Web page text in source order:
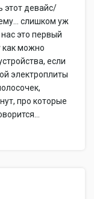
этот девайс/
слишком уж
это первый
как можно
если
электроплиты
про которые